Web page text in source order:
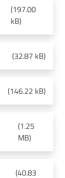
(197.00
kB)
(32.87 kB)
(146.22 kB)
(1.25
MB)
(40.83